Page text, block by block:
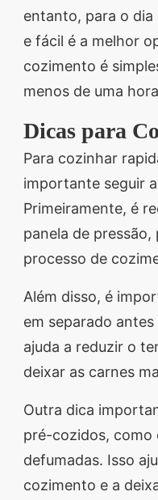
entanto, para o dia
e fácil é a melhor
cozimento é
menos de uma
Dicas para
Para cozinhar
importante seguir
Primeiramente, é
panela de pressão,
processo de
Além disso, é
em separado
ajuda a reduzir o
deixar as carnes
Outra dica
pré-cozidos, como
defumadas. Isso
cozimento e a